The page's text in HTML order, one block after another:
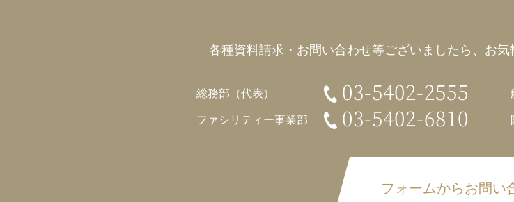
各種資料請求・お問い合わせ等ございましたら、 お気
フォームからお問い
総務部（代表） 03-5402-2555
ファシリティー事業部 03-5402-6810